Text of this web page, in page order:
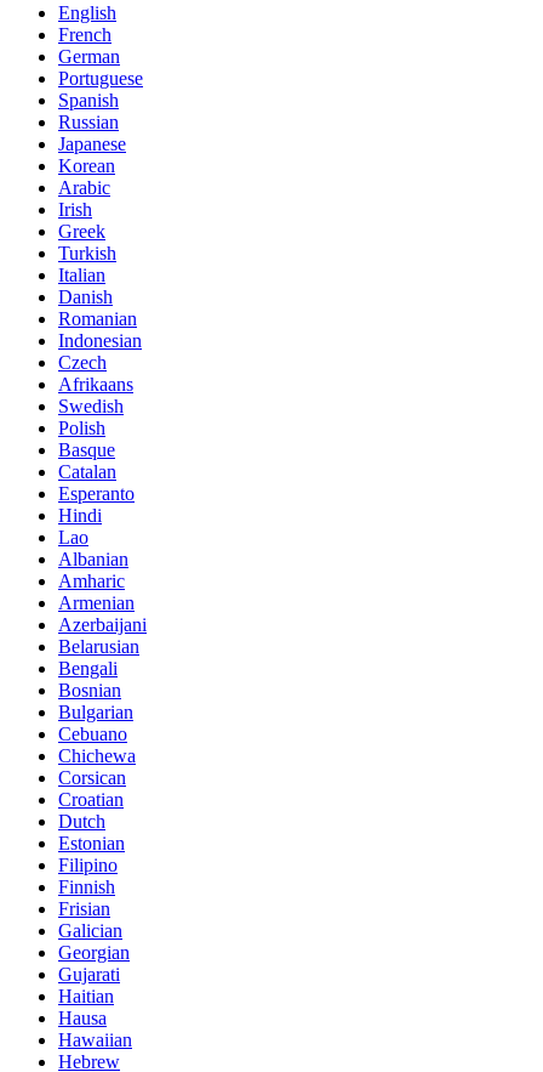
English
French
German
Portuguese
Spanish
Russian
Japanese
Korean
Arabic
Irish
Greek
Turkish
Italian
Danish
Romanian
Indonesian
Czech
Afrikaans
Swedish
Polish
Basque
Catalan
Esperanto
Hindi
Lao
Albanian
Amharic
Armenian
Azerbaijani
Belarusian
Bengali
Bosnian
Bulgarian
Cebuano
Chichewa
Corsican
Croatian
Dutch
Estonian
Filipino
Finnish
Frisian
Galician
Georgian
Gujarati
Haitian
Hausa
Hawaiian
Hebrew